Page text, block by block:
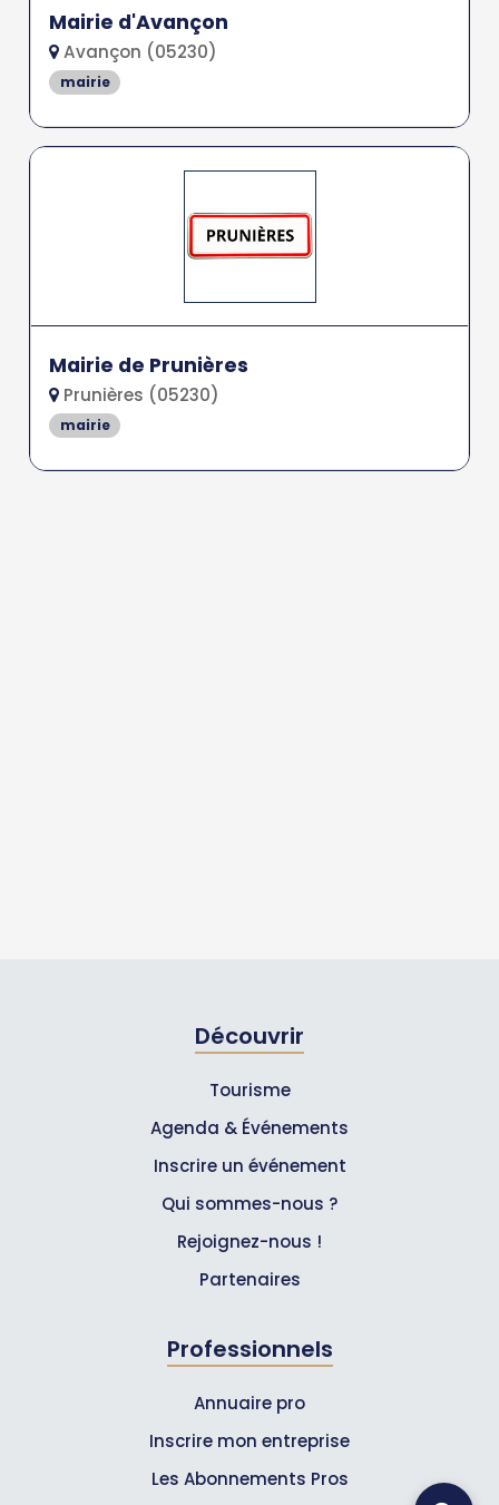
Mairie d'Avançon
Avançon (05230)
mairie
Mairie de Prunières
Prunières (05230)
mairie
Découvrir
Tourisme
Agenda & Événements
Inscrire un événement
Qui sommes-nous ?
Rejoignez-nous !
Partenaires
Professionnels
Annuaire pro
Inscrire mon entreprise
Les Abonnements Pros